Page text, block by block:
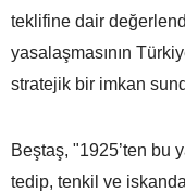
teklifine dair
yasalaşmasının
stratejik bir imkan
Beştaş, "1925’ten bu
tedip, tenkil ve